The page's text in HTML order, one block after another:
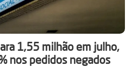
1,55 milhão em julho,
nos pedidos negados